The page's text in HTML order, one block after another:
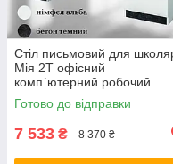
Стіл письмовий для
Мія 2Т офісний
комп`ютерний робочий
великий з шухлядами
письмові столи шкільні
комп`ютерні для ноутбука
Готово до відправки
7 533 ₴ 8 370 ₴